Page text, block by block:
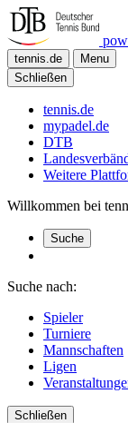
tennis.de
Menu
Schließen
tennis.de
mypadel.de
DTB
Weitere
Willkommen bei
Suche
Suche nach:
Spieler
Turniere
Mannschaften
Ligen
Schließen